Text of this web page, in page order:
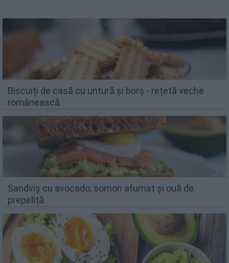
Biscuiți de casă cu untură și borș - rețetă veche
românească
Sandviș cu avocado, somon afumat și ouă de
prepeliță